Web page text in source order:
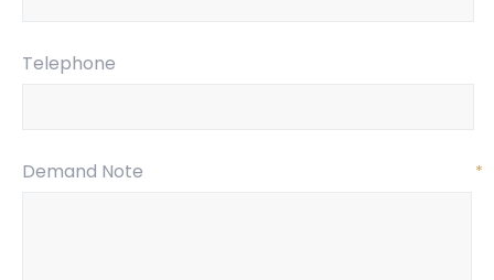
Telephone
Demand Note *